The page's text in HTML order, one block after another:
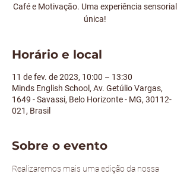
Café e Motivação. Uma experiência sensorial
única!
Horário e local
11 de fev. de 2023, 10:00 – 13:30
Minds English School, Av. Getúlio Vargas,
1649 - Savassi, Belo Horizonte - MG, 30112-
021, Brasil
Sobre o evento
Realizaremos mais uma edição da nossa